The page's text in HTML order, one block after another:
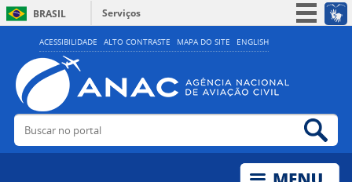
ACESSIBILIDADE ALTO CONTRASTE MAPA DO SITE ENGLISH
BRASIL
Serviços
Simplifique!
Acesso à informação
Legislação
Buscar no portal